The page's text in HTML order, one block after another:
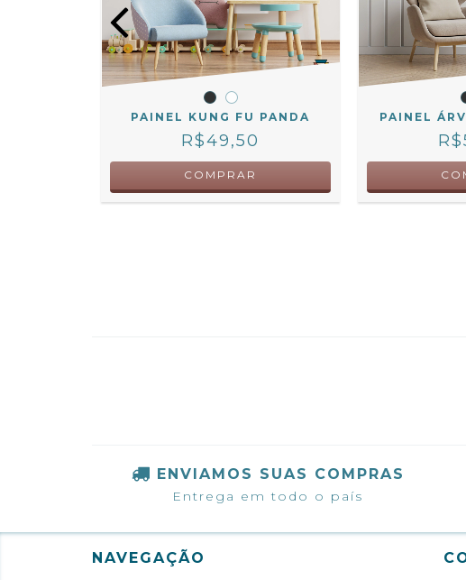
PAINEL KUNG FU PANDA
R$49,50
COMPRAR
PAINEL
ENVIAMOS SUAS COMPRAS
Entrega em todo o país
NAVEGAÇÃO